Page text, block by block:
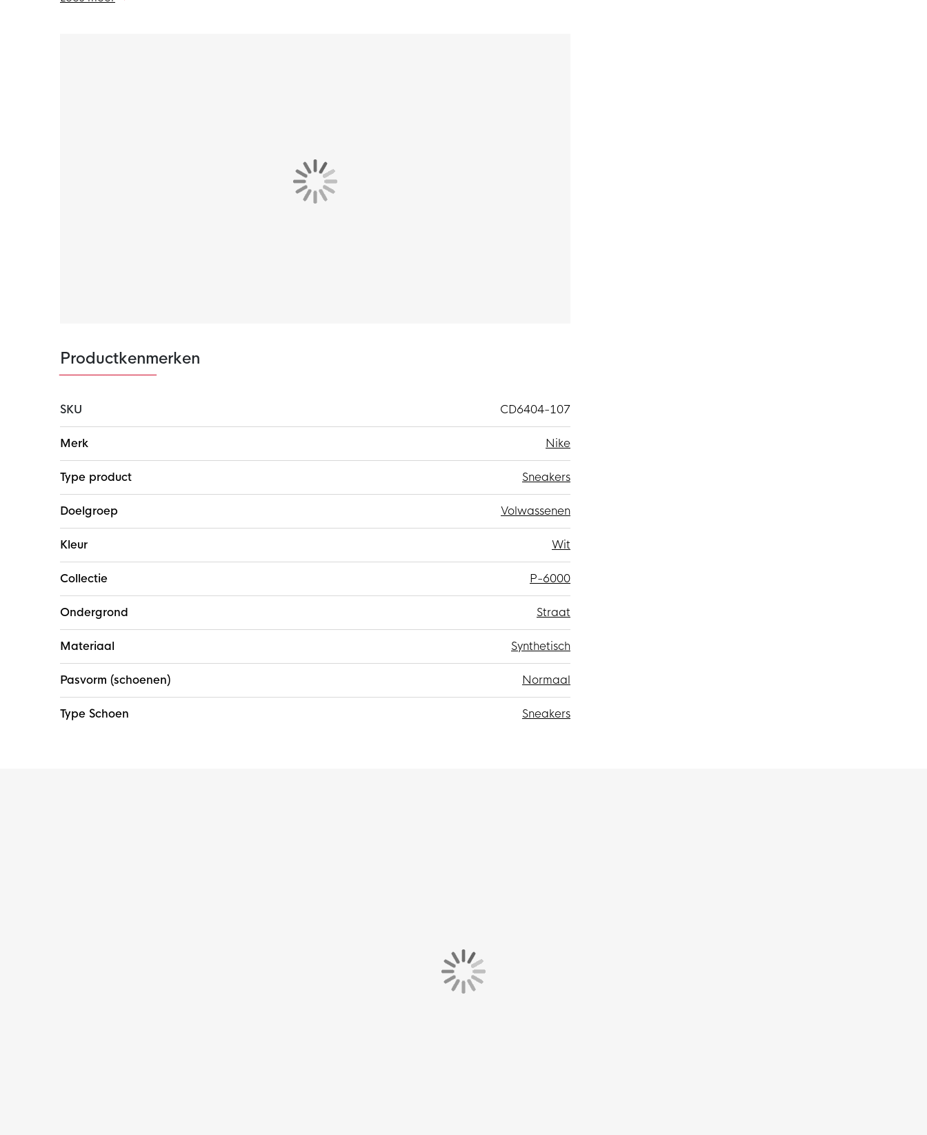
uit 2006, waardoor je een iconische stijl krijgt die ventilerend en comfortabel is en die je
De Nike sneakers bevatten een combinatie van synthetisch leder en high-performance mesh.
De volledig rubberen buitenzool is duurzaam en zorgt voor een ongeëvenaarde grip.
Productkenmerken
SKU
CD6404-107
informatie
Merk Nike
Type product Sneakers
Doelgroep Volwassenen
Kleur Wit
Collectie P-6000
Ondergrond Straat
Materiaal Synthetisch
Pasvorm (schoenen) Normaal
Type Schoen Sneakers